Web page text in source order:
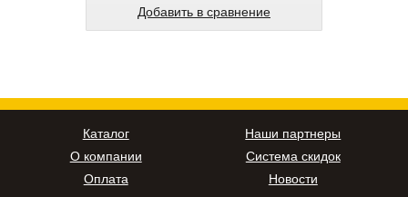
Добавить в сравнение
Каталог
О компании
Оплата
Наши партнеры
Система скидок
Новости